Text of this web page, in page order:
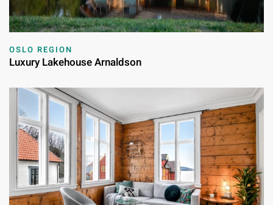
OSLO REGION
Luxury Lakehouse Arnaldson